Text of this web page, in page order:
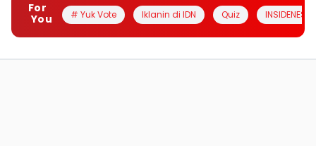
For
You
# Yuk Vote Iklanin di IDN Quiz INSIDENESIA